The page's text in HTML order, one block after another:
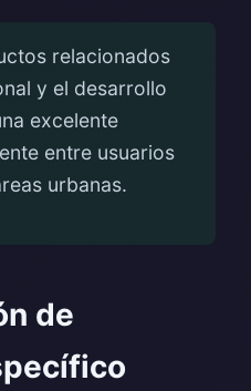
relacionados
y el desarrollo
excelente
entre usuarios
urbanas.
de